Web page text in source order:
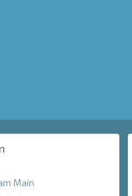
Main